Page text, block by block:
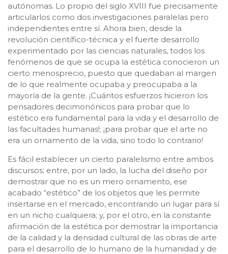
autónomas. Lo propio del siglo XVIII fue precisamente
articularlos como dos investigaciones paralelas pero
independientes entre sí. Ahora bien, desde la
revolución científico-técnica y el fuerte desarrollo
experimentado por las ciencias naturales, todos los
fenómenos de que se ocupa la estética conocieron un
cierto menosprecio, puesto que quedaban al margen
de lo que realmente ocupaba y preocupaba a la
mayoría de la gente. ¡Cuántos esfuerzos hicieron los
pensadores decimonónicos para probar que lo
estético era fundamental para la vida y el desarrollo de
las facultades humanas!; ¡para probar que el arte no
era un ornamento de la vida, sino todo lo contrario!
Es fácil establecer un cierto paralelismo entre ambos
discursos; entre, por un lado, la lucha del diseño por
demostrar que no es un mero ornamento, ese
acabado “estético” de los objetos que les permite
insertarse en el mercado, encontrando un lugar para sí
en un nicho cualquiera; y, por el otro, en la constante
afirmación de la estética por demostrar la importancia
de la calidad y la densidad cultural de las obras de arte
para el desarrollo de lo humano de la humanidad y de